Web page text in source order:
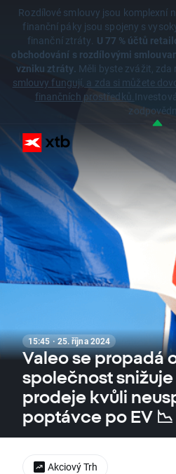
Rozdílové smlouvy jsou komplexní
finanční páky jsou spojeny s
finanční ztráty. U 77 % účtů
obchodování s rozdílovými
vzniku ztráty. Měli byste zvážit,
smlouvy fungují, a zda si můžete
finančních prostředků.
15:45 · 25. října 2024
Valeo se propadá
společnost
prodeje kvůli
poptávce po EV 📉
Akciový Trh